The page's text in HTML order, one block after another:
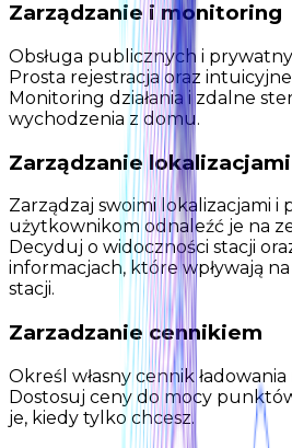
Zarządzanie i monitoring
Obsługa publicznych i
Prosta rejestracja oraz
Monitoring działania i zdalne
wychodzenia z domu.
Zarządzanie lokalizacjami
Zarządzaj swoimi lokalizacjami i
użytkownikom odnaleźć je na
Decyduj o widoczności stacji
informacjach, które wpływają
stacji.
Zarzadzanie cennikiem
Określ własny cennik
Dostosuj ceny do mocy
je, kiedy tylko chcesz.